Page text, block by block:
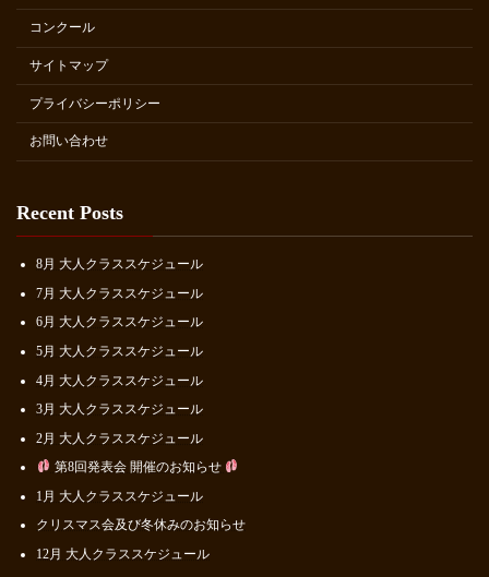
コンクール
サイトマップ
プライバシーポリシー
お問い合わせ
Recent Posts
8月 大人クラススケジュール
7月 大人クラススケジュール
6月 大人クラススケジュール
5月 大人クラススケジュール
4月 大人クラススケジュール
3月 大人クラススケジュール
2月 大人クラススケジュール
第8回発表会 開催のお知らせ
1月 大人クラススケジュール
クリスマス会及び冬休みのお知らせ
12月 大人クラススケジュール